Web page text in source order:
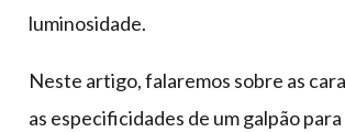
luminosidade.
Neste artigo, falaremos sobre as
as especificidades de um galpão